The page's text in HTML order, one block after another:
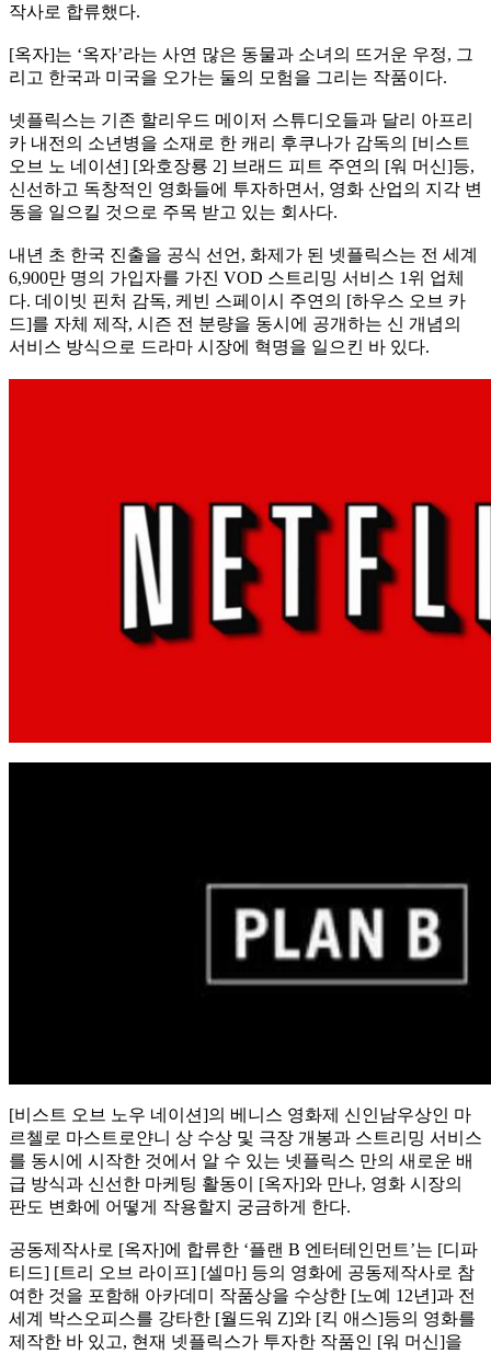
작사로 합류했다.
[옥자]는 ‘옥자’라는 사연 많은 동물과 소녀의 뜨거운 우정, 그
리고 한국과 미국을 오가는 둘의 모험을 그리는 작품이다.
넷플릭스는 기존 할리우드 메이저 스튜디오들과 달리 아프리
카 내전의 소년병을 소재로 한 캐리 후쿠나가 감독의 [비스트
오브 노 네이션] [와호장룡 2] 브래드 피트 주연의 [워 머신]등,
신선하고 독창적인 영화들에 투자하면서, 영화 산업의 지각 변
동을 일으킬 것으로 주목 받고 있는 회사다.
내년 초 한국 진출을 공식 선언, 화제가 된 넷플릭스는 전 세계
6,900만 명의 가입자를 가진 VOD 스트리밍 서비스 1위 업체
다. 데이빗 핀처 감독, 케빈 스페이시 주연의 [하우스 오브 카
드]를 자체 제작, 시즌 전 분량을 동시에 공개하는 신 개념의
서비스 방식으로 드라마 시장에 혁명을 일으킨 바 있다.
[비스트 오브 노우 네이션]의 베니스 영화제 신인남우상인 마
르첼로 마스트로얀니 상 수상 및 극장 개봉과 스트리밍 서비스
를 동시에 시작한 것에서 알 수 있는 넷플릭스 만의 새로운 배
급 방식과 신선한 마케팅 활동이 [옥자]와 만나, 영화 시장의
판도 변화에 어떻게 작용할지 궁금하게 한다.
공동제작사로 [옥자]에 합류한 ‘플랜 B 엔터테인먼트’는 [디파
티드] [트리 오브 라이프] [셀마] 등의 영화에 공동제작사로 참
여한 것을 포함해 아카데미 작품상을 수상한 [노예 12년]과 전
세계 박스오피스를 강타한 [월드워 Z]와 [킥 애스]등의 영화를
제작한 바 있고, 현재 넷플릭스가 투자한 작품인 [워 머신]을